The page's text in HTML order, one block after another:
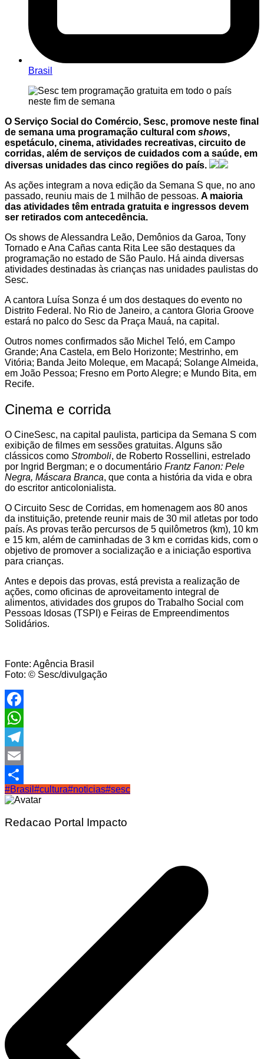
Brasil
O Serviço Social do Comércio, Sesc, promove neste final
de semana uma programação cultural com shows,
espetáculo, cinema, atividades recreativas, circuito de
corridas, além de serviços de cuidados com a saúde, em
diversas unidades das cinco regiões do país.
As ações integram a nova edição da Semana S que, no ano
passado, reuniu mais de 1 milhão de pessoas. A maioria
das atividades têm entrada gratuita e ingressos devem
ser retirados com antecedência.
Os shows de Alessandra Leão, Demônios da Garoa, Tony
Tornado e Ana Cañas canta Rita Lee são destaques da
programação no estado de São Paulo. Há ainda diversas
atividades destinadas às crianças nas unidades paulistas do
Sesc.
A cantora Luísa Sonza é um dos destaques do evento no
Distrito Federal. No Rio de Janeiro, a cantora Gloria Groove
estará no palco do Sesc da Praça Mauá, na capital.
Outros nomes confirmados são Michel Teló, em Campo
Grande; Ana Castela, em Belo Horizonte; Mestrinho, em
Vitória; Banda Jeito Moleque, em Macapá; Solange Almeida,
em João Pessoa; Fresno em Porto Alegre; e Mundo Bita, em
Recife.
Cinema e corrida
O CineSesc, na capital paulista, participa da Semana S com
exibição de filmes em sessões gratuitas. Alguns são
clássicos como Stromboli, de Roberto Rossellini, estrelado
por Ingrid Bergman; e o documentário Frantz Fanon: Pele
Negra, Máscara Branca, que conta a história da vida e obra
do escritor anticolonialista.
O Circuito Sesc de Corridas, em homenagem aos 80 anos
da instituição, pretende reunir mais de 30 mil atletas por todo
país. As provas terão percursos de 5 quilômetros (km), 10 km
e 15 km, além de caminhadas de 3 km e corridas kids, com o
objetivo de promover a socialização e a iniciação esportiva
para crianças.
Antes e depois das provas, está prevista a realização de
ações, como oficinas de aproveitamento integral de
alimentos, atividades dos grupos do Trabalho Social com
Pessoas Idosas (TSPI) e Feiras de Empreendimentos
Solidários.
Fonte: Agência Brasil
Foto: © Sesc/divulgação
Facebook
WhatsApp
Telegram
Email
Share
#Brasil #cultura#noticias#sesc
Redacao Portal Impacto